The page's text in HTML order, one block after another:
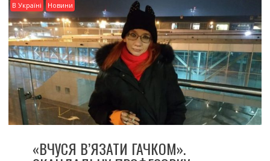
В Україні Новини
«ВЧУСЯ В’ЯЗАТИ ГАЧКОМ».